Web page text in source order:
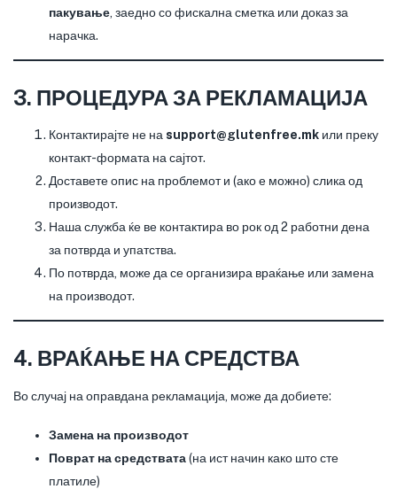
пакување , заедно со фискална сметка или доказ за
нарачка.
3. ПРОЦЕДУРА ЗА РЕКЛАМАЦИЈА
Контактирајте не на support@glutenfree.mk или преку
контакт-формата на сајтот.
Доставете опис на проблемот и (ако е можно) слика од
производот.
Наша служба ќе ве контактира во рок од 2 работни дена
за потврда и упатства.
По потврда, може да се организира враќање или замена
на производот.
4. ВРАЌАЊЕ НА СРЕДСТВА
Во случај на оправдана рекламација, може да добиете:
Замена на производот
Поврат на средствата(на ист начин како што сте
платиле)